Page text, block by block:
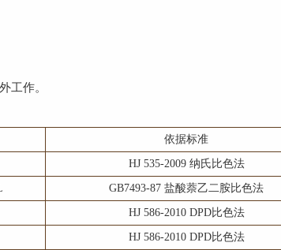
工作。
依据标准
HJ 535-2009 纳氏比色法
GB7493-87 盐酸萘乙二胺比色法
HJ 586-2010 DPD比色法
HJ 586-2010 DPD比色法